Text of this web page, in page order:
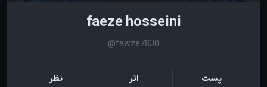
faeze hosseini
@fawze7830
پست اثر نظر